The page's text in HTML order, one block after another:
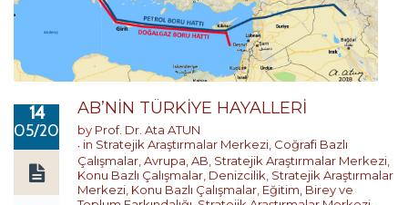
14
05/2018
AB’NİN TÜRKİYE HAYALLERİ
by Prof. Dr. Ata ATUN
in Stratejik Araştırmalar Merkezi Coğrafi Bazlı
Çalışmalar Avrupa AB Stratejik Araştırmalar Merkezi
Konu Bazlı Çalışmalar Denizcilik Stratejik Araştırmalar
Merkezi Konu Bazlı Çalışmalar Eğitim, Birey ve